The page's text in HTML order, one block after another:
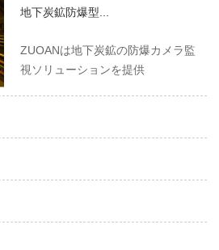
地下炭鉱防爆型...
ZUOANは地下炭鉱の防爆カメラ監
視ソリューションを提供